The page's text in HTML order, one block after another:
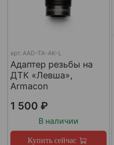
арт. AAD-TA-AK-L
Адаптер резьбы на
ДТК «Левша»,
Armacon
1 500 ₽
В наличии
Купить сейчас